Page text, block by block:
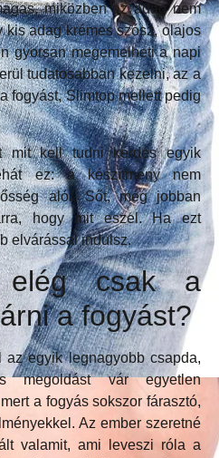
miközben az adag nem
kis adag krémes szósz, olajos
gyorsan megemelheti a napi
tudatosabban kezelni, az a
fogyást, Slimtop mellett pedig
mit kell tudni kérdés egyik
ez: a készítmény nem
alól. Sőt, még jobban
hogy mit eszel. Ha ezt
elvárással indulsz.
csak a
a fogyást?
az egyik legnagyobb csapda,
megoldást vár egyetlen
a fogyás sokszor fárasztó,
Az ember szeretné
valamit, ami leveszi róla a